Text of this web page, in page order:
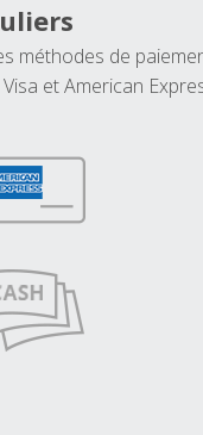
méthodes de
et American